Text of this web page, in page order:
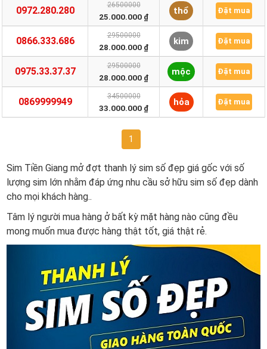
0972.280.280 26500000
25.000.000 ₫
thổ Đặt mua
0866.333.686 29500000
28.000.000 ₫
kim Đặt mua
0975.33.37.37 29500000
28.000.000 ₫
mộc Đặt mua
0869999949 34500000
33.000.000 ₫
hỏa Đặt mua
1
Sim Tiền Giang mở đợt thanh lý sim số đẹp giá gốc với số
lượng sim lớn nhằm đáp ứng nhu cầu sở hữu sim số đẹp dành
cho mọi khách hàng..
Tâm lý người mua hàng ở bất kỳ mặt hàng nào cũng đều
mong muốn mua được hàng thật tốt, giá thật rẻ.